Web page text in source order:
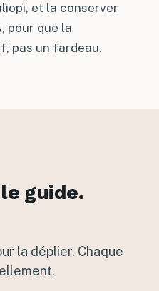
et la conserver
pour que la
pas un fardeau.
guide.
la déplier. Chaque